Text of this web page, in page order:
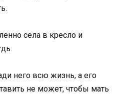
села в кресло и
него всю жизнь, а его
не может, чтобы мать